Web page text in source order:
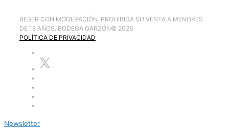
BEBER CON MODERACIÓN. PROHIBIDA SU VENTA A MENORES
DE 18 AÑOS. BODEGA GARZÓN© 2026
POLÍTICA DE PRIVACIDAD
Newsletter